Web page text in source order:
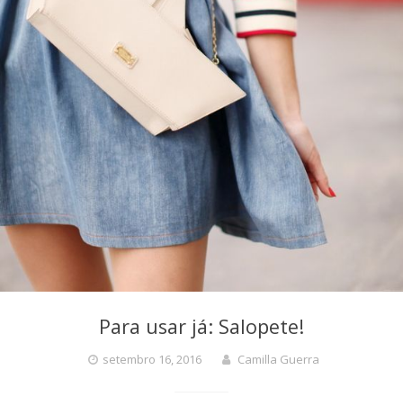
Para usar já: Salopete!
setembro 16, 2016 Camilla Guerra